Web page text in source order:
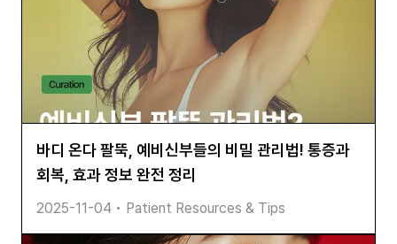
바디 온다 팔뚝, 예비신부들의 비밀 관리법! 통증과
회복, 효과 정보 완전 정리
2025-11-04 • Patient Resources & Tips